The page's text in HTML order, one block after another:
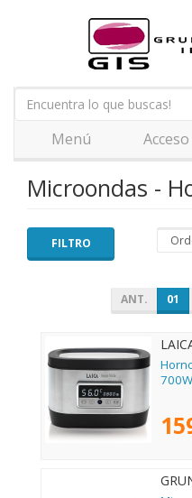
Menú Acceso
Microondas -
FILTRO
ANT. 01